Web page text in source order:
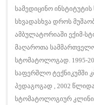
სამედიცინო
სხვადასხვა დროს
ამბულატორიაში ექიმ-
მაღაროთა
სტომატოლოგად. 1995-
საფერშლო ტექნიკუმში
პედაგოგად , 2002
სტომატოლოგიურ